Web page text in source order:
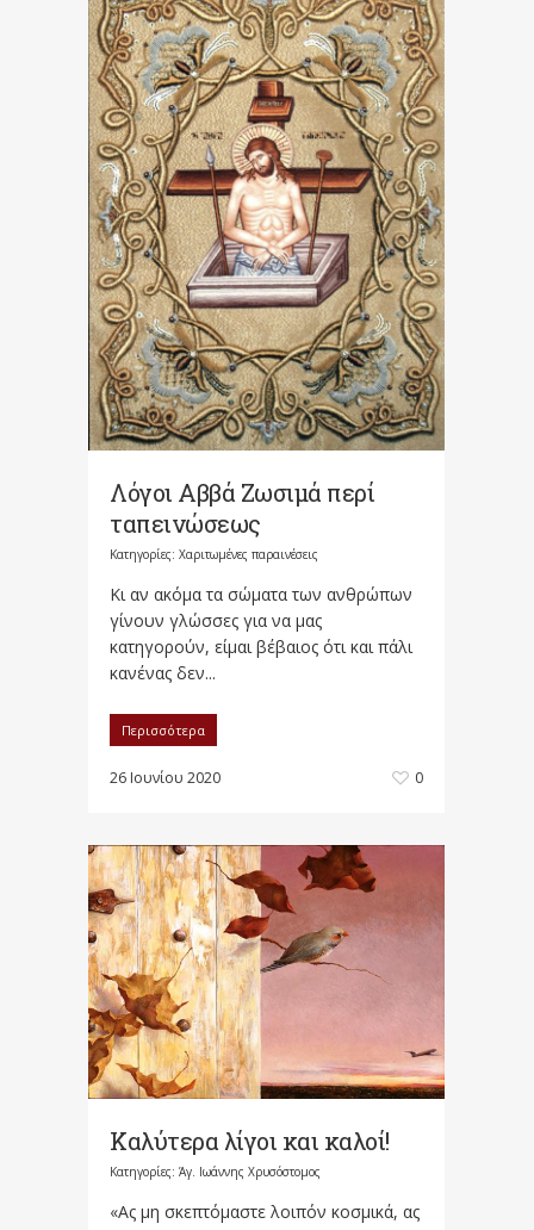
Λόγοι Αββά Ζωσιμά περί
ταπεινώσεως
Κατηγορίες: Χαριτωμένες παραινέσεις
Κι αν ακόμα τα σώματα των ανθρώπων
γίνουν γλώσσες για να μας
κατηγορούν, είμαι βέβαιος ότι και πάλι
κανένας δεν...
Περισσότερα
26 Ιουνίου 2020 0
Καλύτερα λίγοι και καλοί!
Κατηγορίες: Άγ. Ιωάννης Χρυσόστομος
«Ας μη σκεπτόμαστε λοιπόν κοσμικά, ας